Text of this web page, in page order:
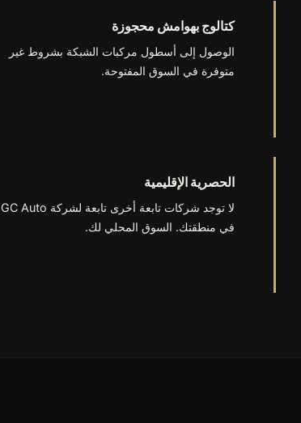
كتالوج بهوامش محجوزة
الوصول إلى أسطول مركبات الشبكة بشروط غير
متوفرة في السوق المفتوحة.
الحصرية الإقليمية
لا توجد شركات تابعة أخرى تابعة لشركة GC Auto
في منطقتك. السوق المحلي لك.